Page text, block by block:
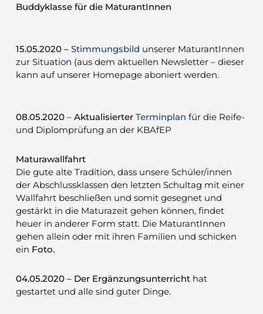
Buddyklasse für die MaturantInnen
15.05.2020 – Stimmungsbild unserer MaturantInnen
zur Situation (aus dem aktuellen Newsletter – dieser
kann auf unserer Homepage aboniert werden.
08.05.2020– Aktualisierter Terminplan für die Reife-
und Diplomprüfung an der KBAfEP
Maturawallfahrt
Die gute alte Tradition, dass unsere Schüler/innen
der Abschlussklassen den letzten Schultag mit einer
Wallfahrt beschließen und somit gesegnet und
gestärkt in die Maturazeit gehen können, findet
heuer in anderer Form statt. Die MaturantInnen
gehen allein oder mit ihren Familien und schicken
ein Foto.
04.05.2020 – Der Ergänzungsunterrichthat
gestartet und alle sind guter Dinge.